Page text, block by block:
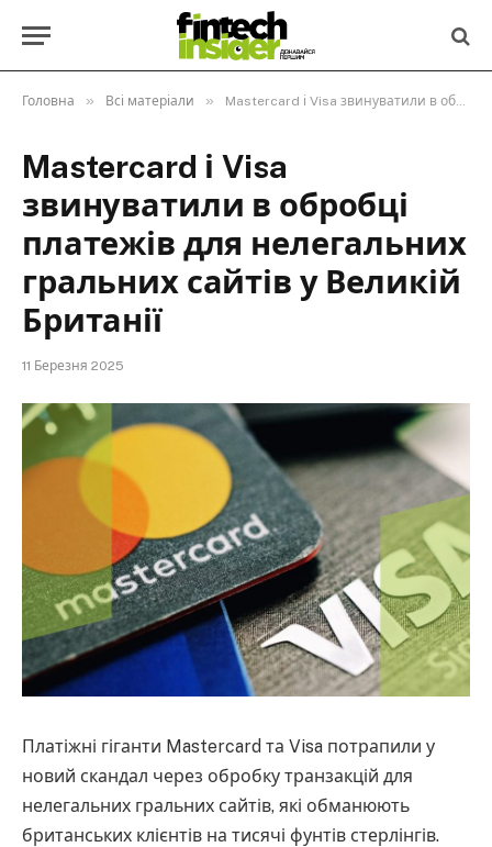
Головна » Всі матеріали » Mastercard і Visa звинуватили в обробці платежів для нелегальних гральних сайтів у Великій Британії
Mastercard і Visa
звинуватили в обробці
платежів для нелегальних
гральних сайтів у Великій
Британії
11 Березня 2025
Платіжні гіганти Mastercard та Visa потрапили у
новий скандал через обробку транзакцій для
нелегальних гральних сайтів, які обманюють
британських клієнтів на тисячі фунтів стерлінгів.